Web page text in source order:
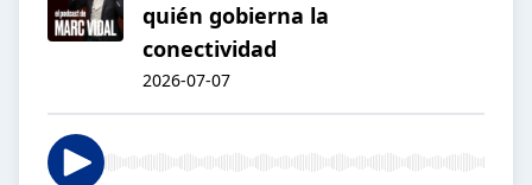
quién gobierna la
conectividad
2026-07-07